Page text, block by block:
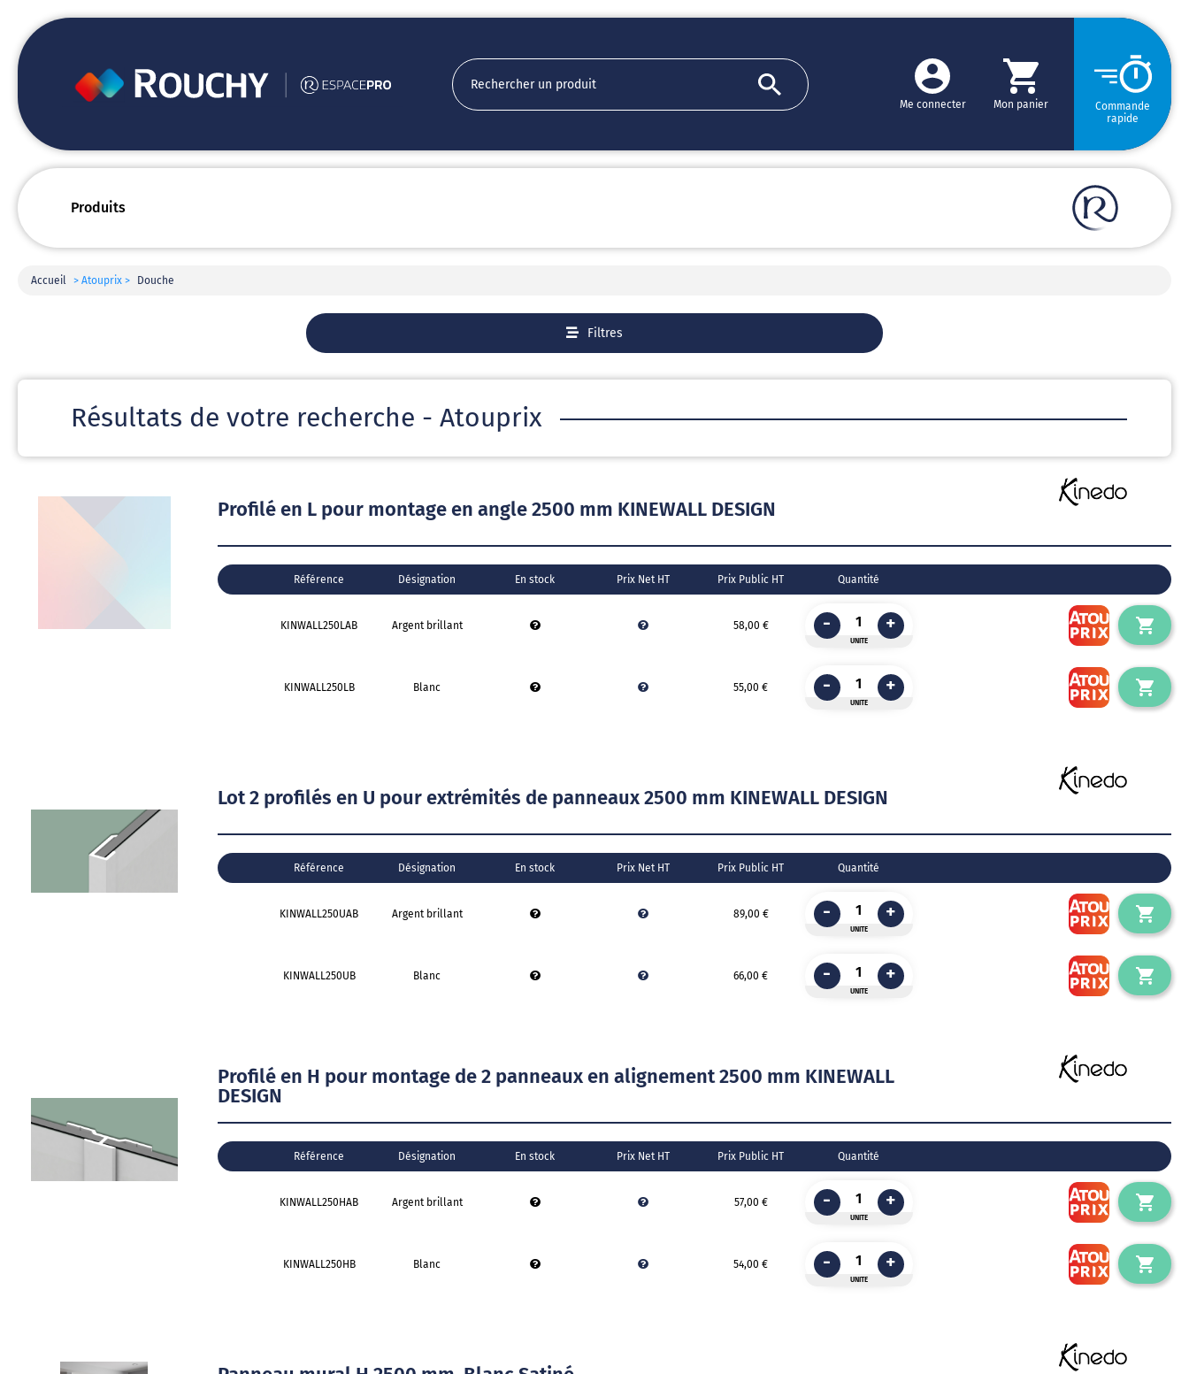
Commande
rapide
Me connecter Mon panier
Produits
Accueil > Atouprix > Douche
Filtres
Résultats de votre recherche - Atouprix
Profilé en L pour montage en angle 2500 mm KINEWALL DESIGN
Référence Désignation En stock Prix Net HT Prix Public HT Quantité
KINWALL250LAB Argent brillant 58,00 €
UNITE
- +
KINWALL250LB Blanc 55,00 €
UNITE
- +
Lot 2 profilés en U pour extrémités de panneaux 2500 mm KINEWALL DESIGN
Référence Désignation En stock Prix Net HT Prix Public HT Quantité
KINWALL250UAB Argent brillant 89,00 €
UNITE
- +
KINWALL250UB Blanc 66,00 €
UNITE
- +
Profilé en H pour montage de 2 panneaux en alignement 2500 mm KINEWALL
DESIGN
Référence Désignation En stock Prix Net HT Prix Public HT Quantité
KINWALL250HAB Argent brillant 57,00 €
UNITE
- +
KINWALL250HB Blanc 54,00 €
UNITE
- +